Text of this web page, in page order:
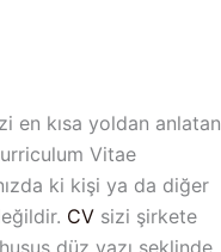
en kısa yoldan anlatan
Vitae
ki kişi ya da diğer
CV sizi şirkete